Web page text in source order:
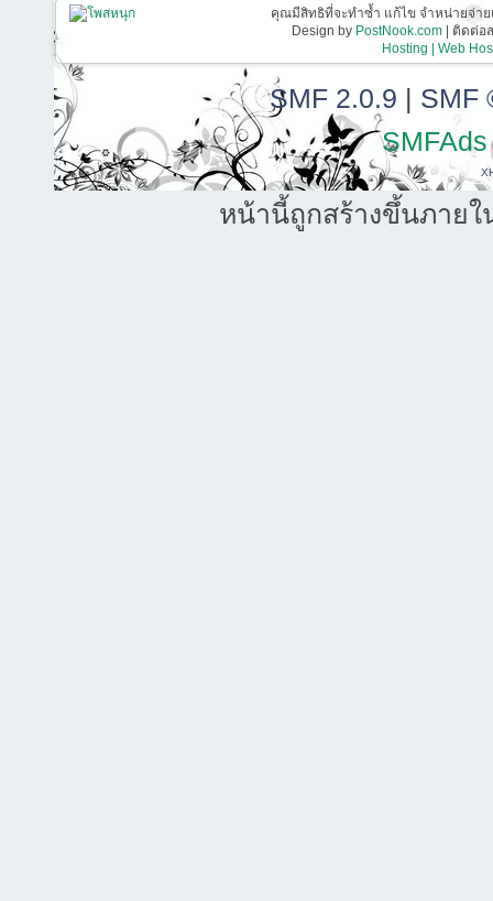
คุณมีสิทธิที่จะทำซ้ำ แก้ไข จำหน่ายจ่า
Design by PostNook.com| ติดต่อส
Hosting | Web
SMF 2.0.9 | SMF
SMFAds
หน้านี้ถูกสร้างขึ้นภายใ